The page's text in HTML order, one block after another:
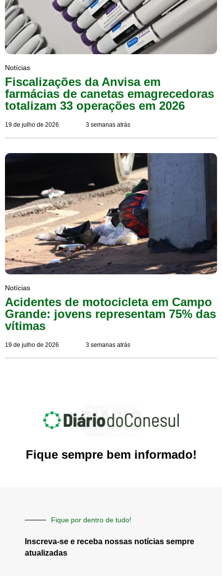
Notícias
Fiscalizações da Anvisa em
farmácias de canetas emagrecedoras
totalizam 33 operações em 2026
19 de julho de 2026 3 semanas atrás
Notícias
Acidentes de motocicleta em Campo
Grande: jovens representam 75% das
vítimas
19 de julho de 2026 3 semanas atrás
Fique sempre bem informado!
Fique por dentro de tudo!
Inscreva-se e receba nossas notícias sempre
atualizadas